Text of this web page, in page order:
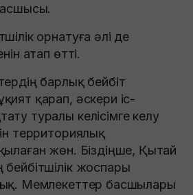
орнатуға әлі де
атап өтті.
барлық бейбіт
қарап, әскери іс-
туралы келісімге келу
территориялық
жөн. Біздіңше, Қытай
жоспары
Мемлекеттер басшылары